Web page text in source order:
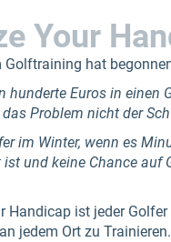
Your
Golftraining hat
hunderte Euros in einen
Problem nicht der
im Winter, wenn es
ist und keine Chance auf
Handicap ist jeder Golfer
jedem Ort zu